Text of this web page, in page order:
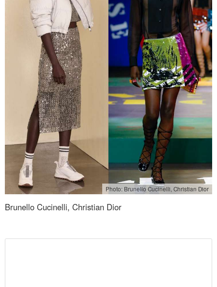
Photo: Brunello Cucinelli, Christian Dior
Brunello Cucinelli, Christian Dior